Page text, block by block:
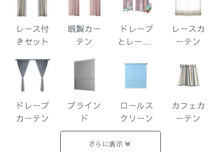
レース付
きセット
既製カー
テン
ドレープ
とレース1
レースカ
ーテン
ドレープ
カーテン
ブライン
ド
ロールス
クリーン
カフェカ
ーテン
さらに表示